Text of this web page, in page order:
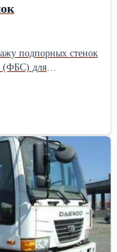
подпорных стенок
(ФБС) для
изделий и
блоки любых
бригады.
нам выполнять